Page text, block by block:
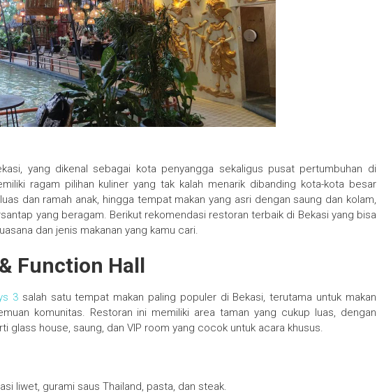
yang dikenal sebagai kota penyangga sekaligus pusat pertumbuhan di
ragam pilihan kuliner yang tak kalah menarik dibanding kota-kota besar
dan ramah anak, hingga tempat makan yang asri dengan saung dan kolam,
yang beragam. Berikut rekomendasi restoran terbaik di Bekasi yang bisa
dan jenis makanan yang kamu cari.
Function Hall
3 salah satu tempat makan paling populer di Bekasi, terutama untuk makan
komunitas. Restoran ini memiliki area taman yang cukup luas, dengan
glass house, saung, dan VIP room yang cocok untuk acara khusus.
liwet, gurami saus Thailand, pasta, dan steak.